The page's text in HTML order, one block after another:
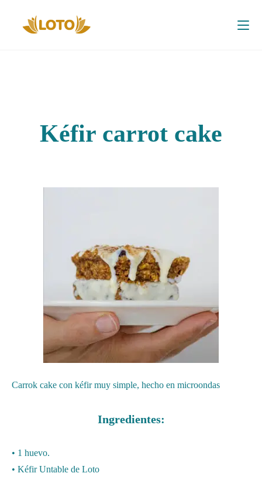
Kéfir carrot cake
Carrok cake con kéfir muy simple, hecho en microondas
Ingredientes:
• 1 huevo.
• Kéfir Untable de Loto